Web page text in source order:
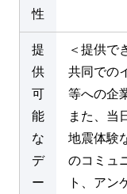
性
提
供
可
能
な
デ
ー
＜提供で
共同での
等への企
また、当
地震体験
のコミュ
ト、アン